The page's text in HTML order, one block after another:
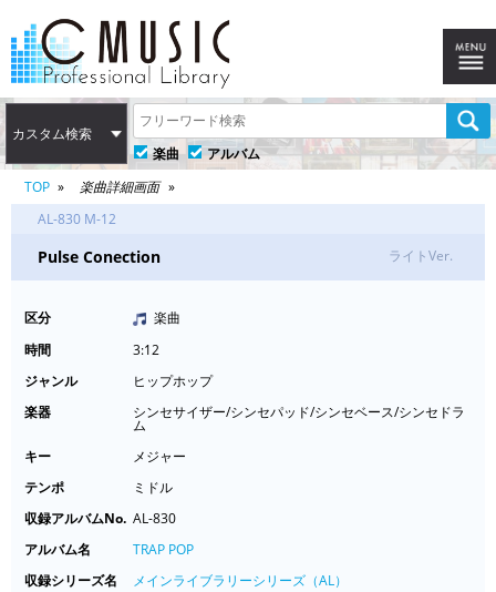
カスタム検索
楽曲
アルバム
TOP
楽曲詳細画面
AL-830 M-12
Pulse Conection ライトVer.
区分
楽曲
時間
3:12
ジャンル
ヒップホップ
楽器
シンセサイザー/シンセパッド/シンセベース/シンセドラ
ム
キー
メジャー
テンポ
ミドル
収録アルバムNo. AL-830
アルバム名
TRAP POP
収録シリーズ名
メインライブラリーシリーズ（AL）